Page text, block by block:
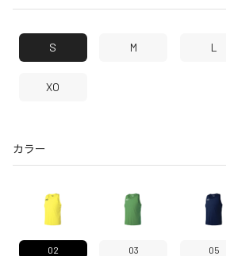
S M L
XO
カラー
02 03 05